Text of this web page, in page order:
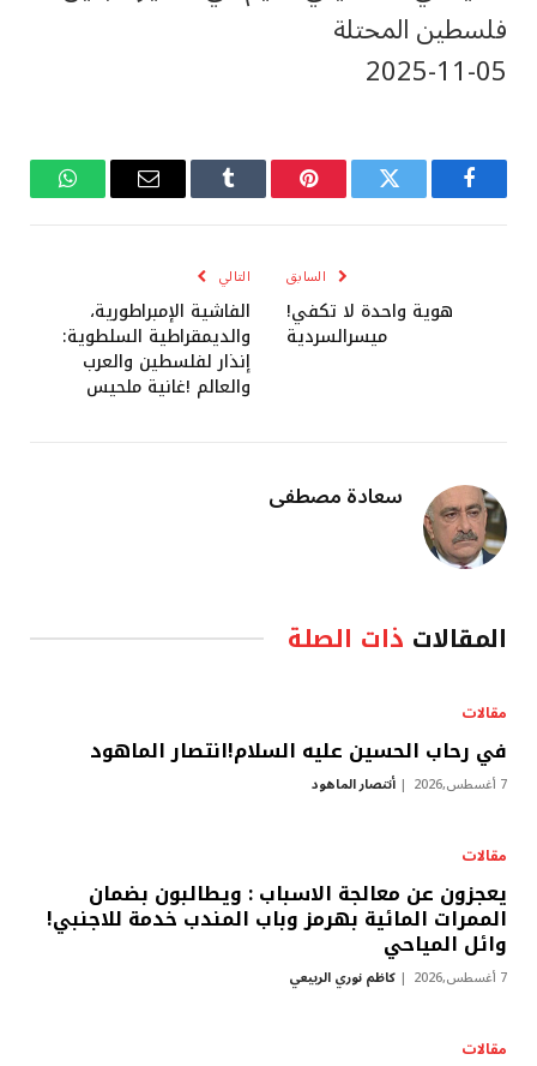
فلسطين المحتلة
‎2025-‎11-‎05
فيسبوك تويتر بينتيريستTumblr
البريد
واتساب
السابق
هوية واحدة لا تكفي!
ميسرالسردية
التالي
الفاشية الإمبراطورية،
والديمقراطية السلطوية:
إنذار لفلسطين والعرب
والعالم !غانية ملحيس
سعادة مصطفى
المقالات ذات الصلة
مقالات
في رحاب الحسين عليه السلام!انتصار الماهود
7 أغسطس,2026 أنتصار الماهود
مقالات
يعجزون عن معالجة الاسباب : ويطالبون بضمان
الممرات المائية بهرمز وباب المندب خدمة للاجنبي!
وائل المياحي
7 أغسطس,2026 كاظم نوري الربيعي
مقالات